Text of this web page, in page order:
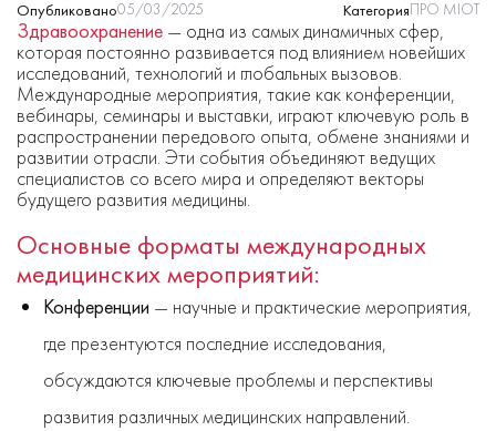
Здравоохранение — одна из самых динамичных сфер,
которая постоянно развивается под влиянием новейших
исследований, технологий и глобальных вызовов.
Международные мероприятия, такие как конференции,
вебинары, семинары и выставки, играют ключевую роль в
распространении передового опыта, обмене знаниями и
развитии отрасли. Эти события объединяют ведущих
специалистов со всего мира и определяют векторы
будущего развития медицины.
Основные форматы международных
медицинских мероприятий:
Конференции — научные и практические мероприятия,
где презентуются последние исследования,
обсуждаются ключевые проблемы и перспективы
развития различных медицинских направлений.
Опубликовано05/03/2025 КатегорияПРО МІОТ